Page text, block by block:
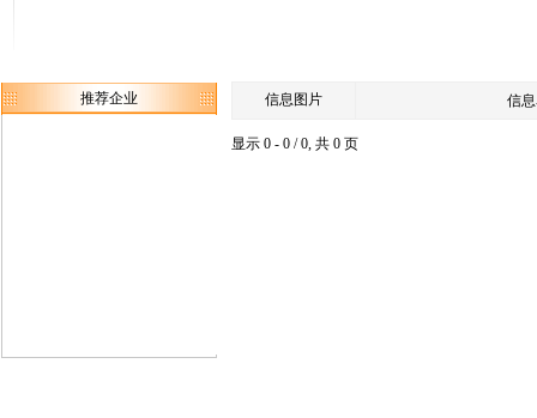
推荐企业 信息图片 信
显示 0 - 0 / 0, 共 0 页